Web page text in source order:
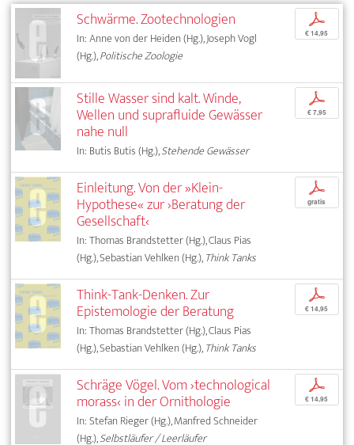
Schwärme. Zootechnologien
In: Anne von der Heiden (Hg.), Joseph Vogl
(Hg.),Politische Zoologie
p
€ 14,95
Stille Wasser sind kalt. Winde,
Wellen und suprafluide Gewässer
nahe null
In: Butis Butis (Hg.),Stehende Gewässer
p
€ 7,95
Einleitung. Von der »Klein-
Hypothese« zur ›Beratung der
Gesellschaft‹
In: Thomas Brandstetter (Hg.), Claus Pias
(Hg.), Sebastian Vehlken (Hg.),Think Tanks
p
gratis
Think-Tank-Denken. Zur
Epistemologie der Beratung
In: Thomas Brandstetter (Hg.), Claus Pias
(Hg.), Sebastian Vehlken (Hg.),Think Tanks
p
€ 14,95
Schräge Vögel. Vom ›technological
morass‹ in der Ornithologie
In: Stefan Rieger (Hg.), Manfred Schneider
(Hg.),Selbstläufer / Leerläufer
p
€ 14,95